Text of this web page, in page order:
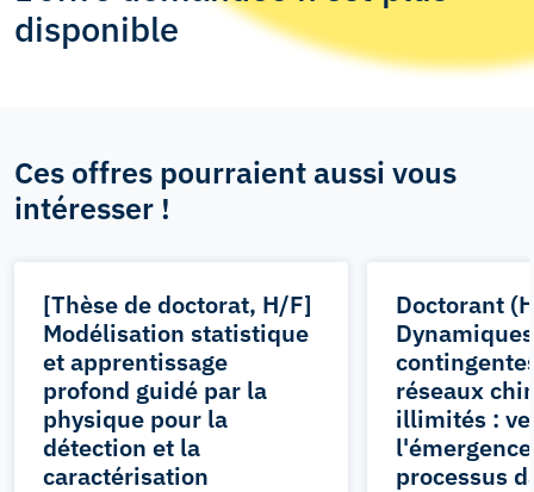
disponible
Ces offres pourraient aussi vous
intéresser !
[Thèse de doctorat, H/F]
Modélisation statistique
et apprentissage
profond guidé par la
physique pour la
détection et la
caractérisation
Doctorant
Dynamiques
réseaux
illimités :
processus